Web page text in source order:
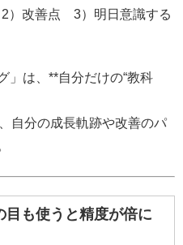
改善点 3）明日意識する
」は、**自分だけの“教科
自分の成長軌跡や改善のパ
も使うと精度が倍に